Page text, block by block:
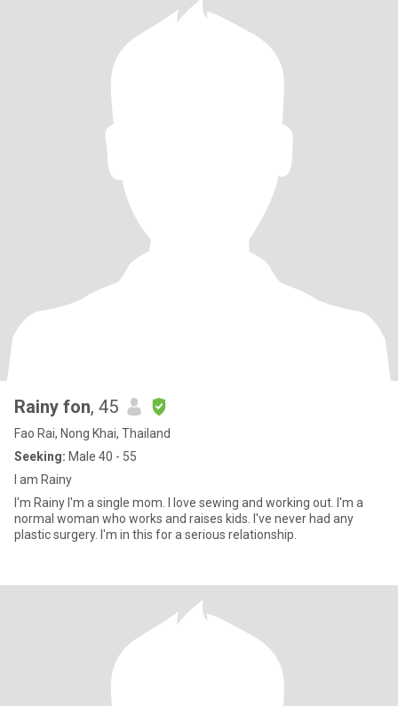
Rainy fon, 45
Fao Rai, Nong Khai, Thailand
Seeking: Male 40 - 55
I am Rainy
I'm Rainy I'm a single mom. I love sewing and working out. I'm a
normal woman who works and raises kids. I've never had any
plastic surgery. I'm in this for a serious relationship.